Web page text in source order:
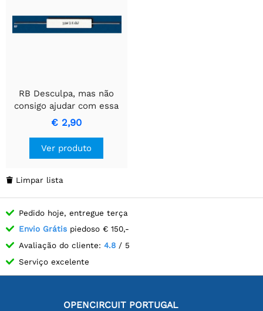
RB Desculpa, mas não
consigo ajudar com essa
tradução.
€ 2,90
Ver produto
 Limpar lista
Pedido hoje, entregue terça
Envio Grátis piedoso € 150,-
Avaliação do cliente: 4.8 / 5
Serviço excelente
OPENCIRCUIT PORTUGAL